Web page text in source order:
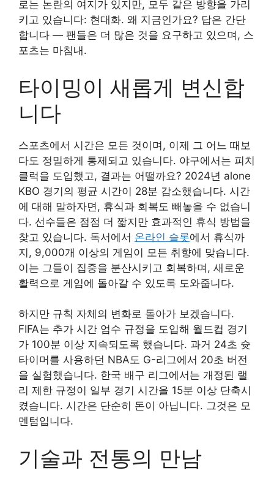
로는 논란의 여지가 있지만, 모두 같은 방향을 가리
키고 있습니다: 현대화. 왜 지금인가요? 답은 간단
합니다 — 팬들은 더 많은 것을 요구하고 있으며, 스
포츠는 마침내.
타이밍이 새롭게 변신합
니다
스포츠에서 시간은 모든 것이며, 이제 그 어느 때보
다도 정밀하게 통제되고 있습니다. 야구에서는 피치
클럭을 도입했고, 결과는 어떨까요? 2024년 alone
KBO 경기의 평균 시간이 28분 감소했습니다. 시간
에 대해 말하자면, 휴식과 회복도 빼놓을 수 없습니
다. 선수들은 점점 더 짧지만 효과적인 휴식 방법을
찾고 있습니다. 독서에서 온라인 슬롯에서 휴식까
지, 9,000개 이상의 게임이 모든 취향에 맞습니다.
이는 그들이 집중을 분산시키고 회복하며, 새로운
활력으로 게임에 돌아갈 수 있도록 도와줍니다.
하지만 규칙 자체의 변화로 돌아가 보겠습니다.
FIFA는 추가 시간 엄수 규정을 도입해 월드컵 경기
가 100분 이상 지속되도록 했습니다. 과거 24초 슛
타이머를 사용하던 NBA도 G-리그에서 20초 버전
을 실험했습니다. 한국 배구 리그에서는 개정된 랠
리 제한 규정이 일부 경기 시간을 15분 이상 단축시
켰습니다. 시간은 단순히 돈이 아닙니다. 그것은 모
멘텀입니다.
기술과 전통의 만남